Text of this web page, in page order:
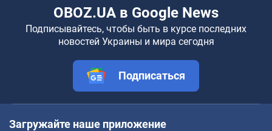
OBOZ.UA в Google News
Подписывайтесь, чтобы быть в курсе последних
новостей Украины и мира сегодня
Подписаться
Загружайте наше приложение